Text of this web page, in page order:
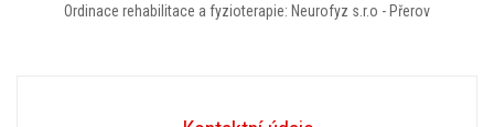
Ordinace rehabilitace a fyzioterapie: Neurofyz s.r.o - Přerov